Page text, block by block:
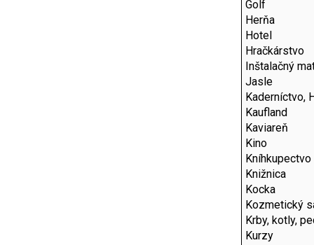
Golf
Herňa
Hotel
Hračkárstvo
Inštalačný
Jasle
Kaderníctvo,
Kaufland
Kaviareň
Kino
Kníhkupectvo
Knižnica
Kocka
Kozmetický
Krby, kotly,
Kurzy